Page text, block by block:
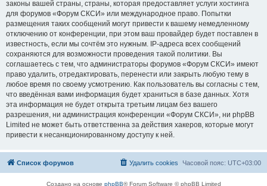
законы вашей страны, страны, которая предоставляет услуги хостинга
для форумов «Форум СКСИ» или международное право. Попытки
размещения таких сообщений могут привести к вашему немедленному
отключению от конференции, при этом ваш провайдер будет поставлен в
известность, если мы сочтём это нужным. IP-адреса всех сообщений
сохраняются для возможности проведения такой политики. Вы
соглашаетесь с тем, что администраторы форумов «Форум СКСИ» имеют
право удалить, отредактировать, перенести или закрыть любую тему в
любое время по своему усмотрению. Как пользователь вы согласны с тем,
что введённая вами информация будет храниться в базе данных. Хотя
эта информация не будет открыта третьим лицам без вашего
разрешения, ни администрация конференции «Форум СКСИ», ни phpBB
Limited не может быть ответственна за действия хакеров, которые могут
привести к несанкционированному доступу к ней.
Список форумов Часовой пояс: UTC+03:00
Удалить cookies
Создано на основе phpBB® Forum Software © phpBB Limited